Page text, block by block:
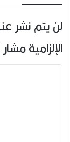
لن يتم نشر
الإلزامية مشار
ا